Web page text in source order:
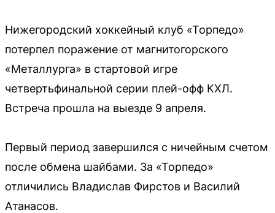
Нижегородский хоккейный клуб «Торпедо»
потерпел поражение от магнитогорского
«Металлурга» в стартовой игре
четвертьфинальной серии плей-офф КХЛ.
Встреча прошла на выезде 9 апреля.
Первый период завершился с ничейным счетом
после обмена шайбами. За «Торпедо»
отличились Владислав Фирстов и Василий
Атанасов.